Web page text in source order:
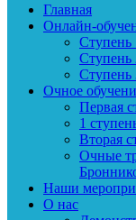
Главная
Онлайн-
Ступень
Ступень
Ступень
Очное
Первая
1
Вторая
Очные
Наши
О нас